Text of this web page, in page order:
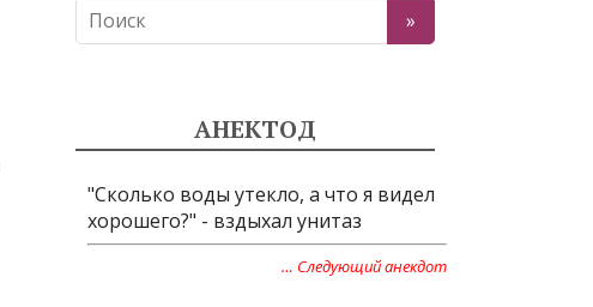
АНЕКТОД
"Сколько воды утекло, а что я видел
хорошего?" - вздыхал унитаз
… Следующий анекдот